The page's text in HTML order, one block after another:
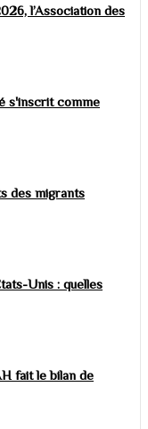
l’Association des
s'inscrit comme
des migrants
Unis : quelles
fait le bilan de